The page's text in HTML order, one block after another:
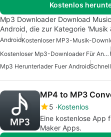
Kostenlos
Mp3 Downloader Download
Android, die zur Kategorie 'Musik
AndroidKostenloser MP3-Musik-
Kostenloser Mp3-Downloader Für Android
Mp3 Herunterlader Fuer Android
MP4 to MP3
5 Kostenlos
Eine kostenlose App
Maker Apps.